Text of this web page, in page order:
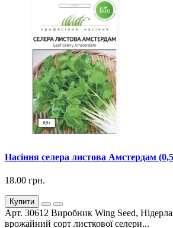
Насіння селера листова Амстердам
18.00 грн.
Купити
Арт. 30612 Виробник Wing Seed,
врожайний сорт листкової селери...